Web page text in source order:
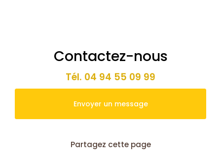
Contactez-nous
Tél. 04 94 55 09 99
Envoyer un message
Partagez cette page